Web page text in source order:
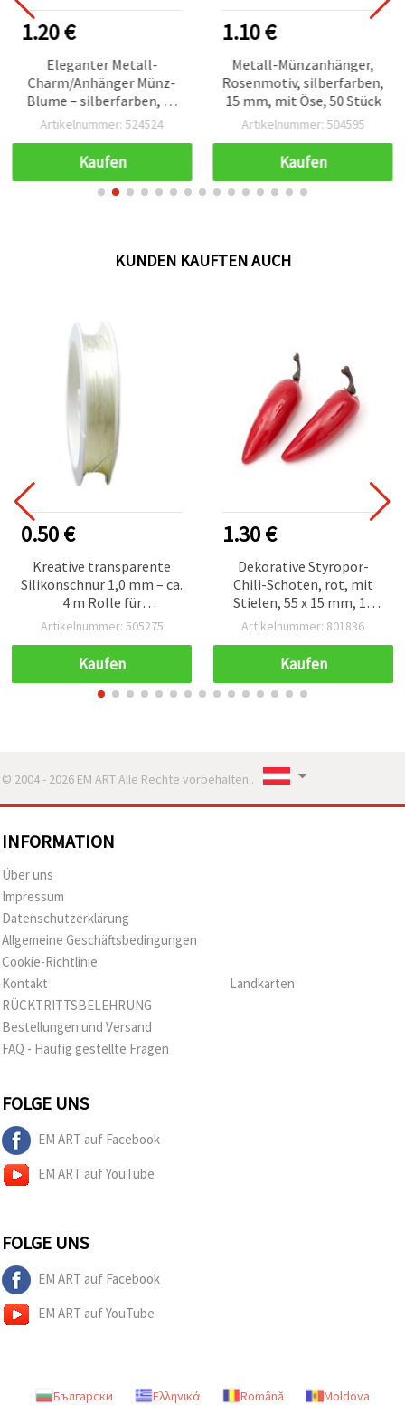
1.20 €
Eleganter Metall-
Charm/Anhänger Münz-
Blume – silberfarben, 15
mm, Loch 1,5 mm, 50
Schmuckherstellung
Artikelnummer: 524524
Kaufen
1.10 €
Metall-Münzanhänger,
Rosenmotiv, silberfarben,
15 mm, mit Öse, 50 Stück
Artikelnummer: 504595
Kaufen
KUNDEN KAUFTEN AUCH
0.50 €
Kreative transparente
Silikonschnur 1,0 mm – ca.
4 m Rolle für
Schmuckherstellung,
Bastelprojekte
Artikelnummer: 505275
Kaufen
1.30 €
Dekorative Styropor-
Chili-Schoten, rot, mit
Stielen, 55 x 15 mm, 10
Stück – Deko &
Artikelnummer: 801836
Kaufen
© 2004 - 2026 EM ART Alle Rechte vorbehalten..
INFORMATION
Über uns
Impressum
Datenschutzerklärung
Allgemeine Geschäftsbedingungen
Cookie-Richtlinie
Kontakt
RÜCKTRITTSBELEHRUNG
Bestellungen und Versand
FAQ - Häufig gestellte Fragen
Landkarten
FOLGE UNS
EM ART auf Facebook
EM ART auf YouTube
FOLGE UNS
EM ART auf Facebook
EM ART auf YouTube
Български Ελληνικά Română Moldova